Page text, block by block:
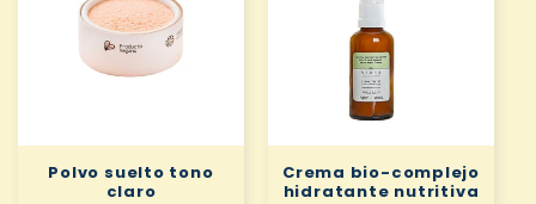
Polvo suelto tono
claro
Crema bio-complejo
hidratante nutritiva